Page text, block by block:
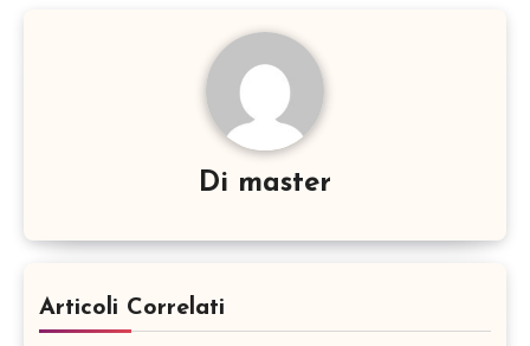
Di master
Articoli Correlati